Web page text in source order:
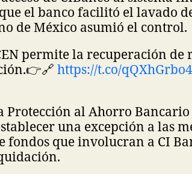
el banco facilitó el lavado
de México asumió el control.
permite la recuperación de
👉🔗 https://t.co/
al Ahorro Bancario
una excepción a las
que involucran a CI